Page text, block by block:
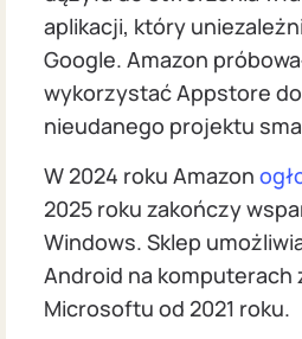
aplikacji, który
Google. Amazon
wykorzystać Appstore
nieudanego projektu
W 2024 roku Amazon
2025 roku zakończy
Windows. Sklep
Android na komputerach
Microsoftu od 2021 roku.